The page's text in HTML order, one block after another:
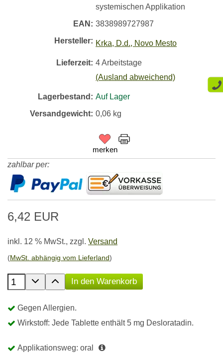
systemischen Applikation
EAN: 3838989727987
Hersteller: Krka, D.d., Novo Mesto
Lieferzeit: 4 Arbeitstage
(Ausland abweichend)
Lagerbestand: Auf Lager
Versandgewicht: 0,06 kg
merken
zahlbar per:
6,42 EUR
inkl. 12 % MwSt., zzgl. Versand
(MwSt. abhängig vom Lieferland)
Anzahl der Produkte
In den Warenkorb
Gegen Allergien.
Wirkstoff: Jede Tablette enthält 5 mg Desloratadin.
Applikationsweg: oral